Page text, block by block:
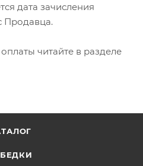
дата зачисления
Продавца.
читайте в разделе